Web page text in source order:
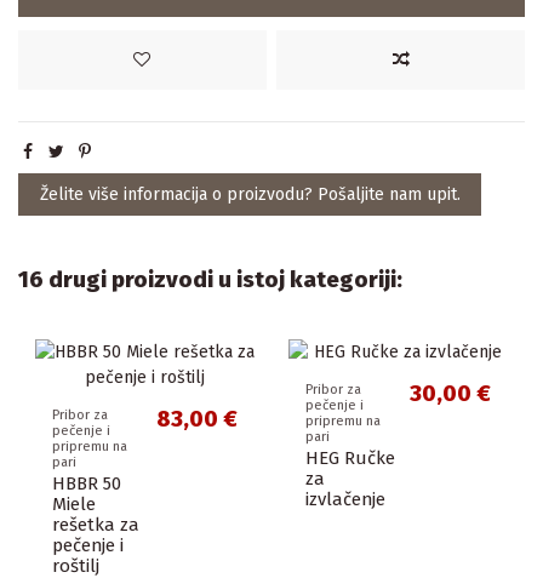
Želite više informacija o proizvodu? Pošaljite nam upit.
16 drugi proizvodi u istoj kategoriji:
Pribor za
pečenje i
pripremu na
pari
HBBR 50
Miele
rešetka za
pečenje i
roštilj
83,00 €
Pribor za
pečenje i
pripremu na
pari
HEG Ručke
za
izvlačenje
30,00 €